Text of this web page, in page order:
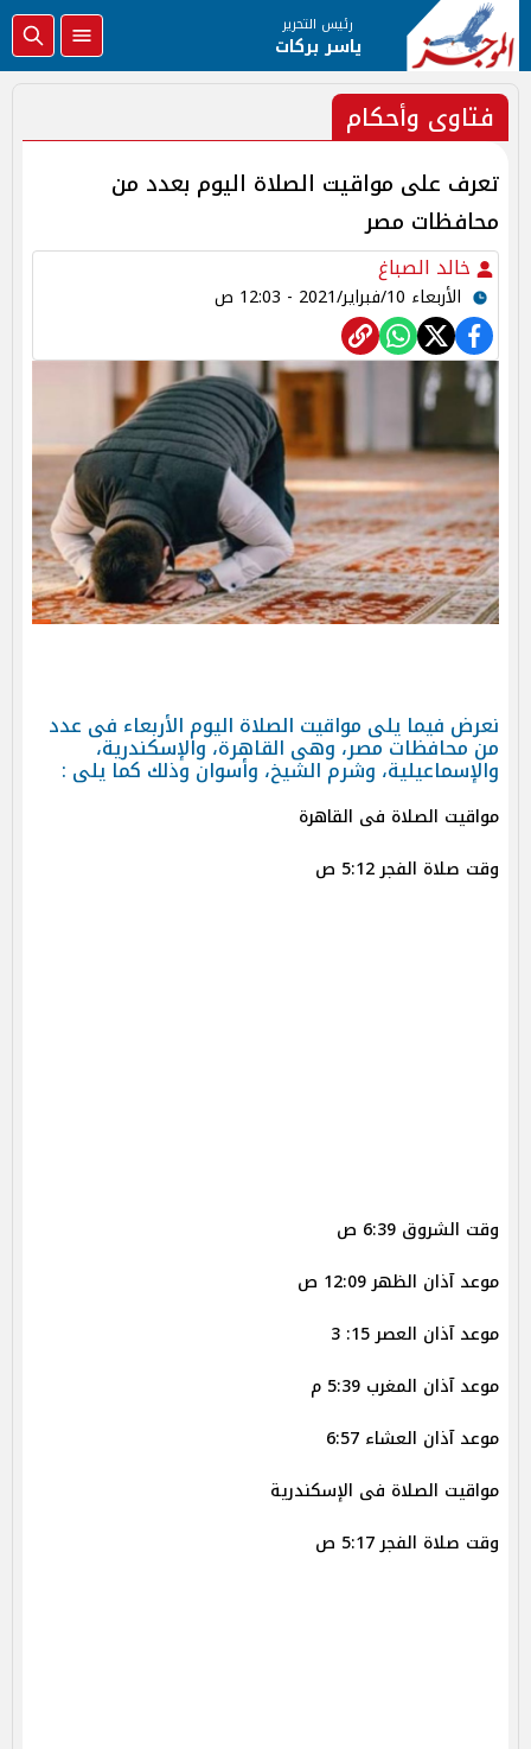
رئيس التحرير
ياسر بركات
فتاوى وأحكام
تعرف على مواقيت الصلاة اليوم بعدد من
محافظات مصر
خالد الصباغ
الأربعاء 10/فبراير/2021 - 12:03 ص
نعرض فيما يلى مواقيت الصلاة اليوم الأربعاء فى عدد
من محافظات مصر، وهى القاهرة، والإسكندرية،
والإسماعيلية، وشرم الشيخ، وأسوان وذلك كما يلى :
مواقيت الصلاة فى القاهرة
وقت صلاة الفجر 5:12 ص
وقت الشروق 6:39 ص
موعد آذان الظهر 12:09 ص
موعد آذان العصر 15: 3
موعد آذان المغرب 5:39 م
موعد آذان العشاء 6:57
مواقيت الصلاة فى الإسكندرية
وقت صلاة الفجر 5:17 ص